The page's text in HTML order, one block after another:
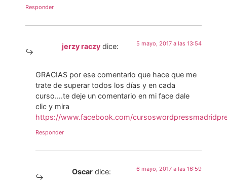
Responder
jerzy raczy dice: 5 mayo, 2017 a las 13:54
GRACIAS por ese comentario que hace que me
trate de superar todos los días y en cada
curso….te deje un comentario en mi face dale
clic y mira
https://www.facebook.com/
Responder
Oscar dice: 6 mayo, 2017 a las 16:59